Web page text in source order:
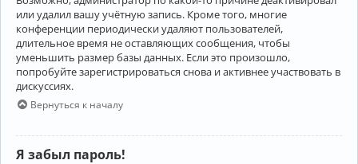
или удалил вашу учётную запись. Кроме того, многие
конференции периодически удаляют пользователей,
длительное время не оставляющих сообщения, чтобы
уменьшить размер базы данных. Если это произошло,
попробуйте зарегистрироваться снова и активнее участвовать в
дискуссиях.
Вернуться к началу
Я забыл пароль!